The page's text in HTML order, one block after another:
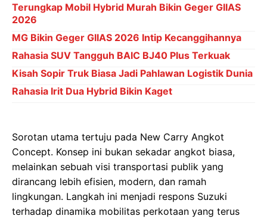
Terungkap Mobil Hybrid Murah Bikin Geger GIIAS
2026
MG Bikin Geger GIIAS 2026 Intip Kecanggihannya
Rahasia SUV Tangguh BAIC BJ40 Plus Terkuak
Kisah Sopir Truk Biasa Jadi Pahlawan Logistik Dunia
Rahasia Irit Dua Hybrid Bikin Kaget
Sorotan utama tertuju pada New Carry Angkot
Concept. Konsep ini bukan sekadar angkot biasa,
melainkan sebuah visi transportasi publik yang
dirancang lebih efisien, modern, dan ramah
lingkungan. Langkah ini menjadi respons Suzuki
terhadap dinamika mobilitas perkotaan yang terus